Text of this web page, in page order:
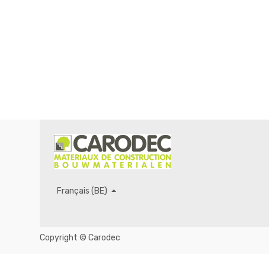
Français (BE)
Copyright © Carodec